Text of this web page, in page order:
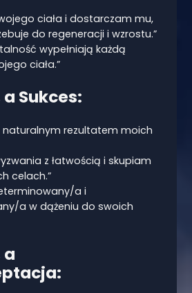
ciała i dostarczam mu,
do regeneracji i wzrostu.”
wypełniają każdą
ciała.”
Sukces:
naturalnym rezultatem moich
z łatwością i skupiam
celach.”
a i
a w dążeniu do swoich